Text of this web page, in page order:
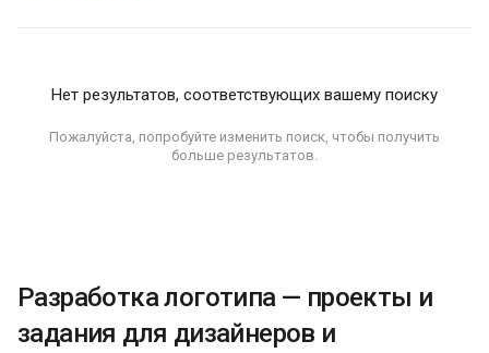
Нет результатов, соответствующих вашему поиску
Пожалуйста, попробуйте изменить поиск, чтобы получить
больше результатов.
Разработка логотипа — проекты и
задания для дизайнеров и